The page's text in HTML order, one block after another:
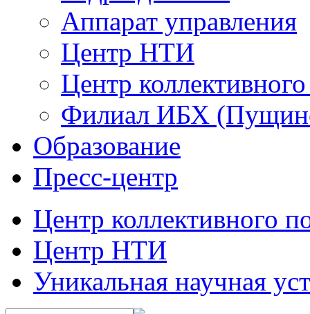
Аппарат управления
Центр НТИ
Центр
Филиал ИБХ
Образование
Пресс-центр
Центр коллективного
Центр НТИ
Уникальная научная